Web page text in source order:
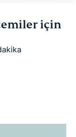
tehditleri
için